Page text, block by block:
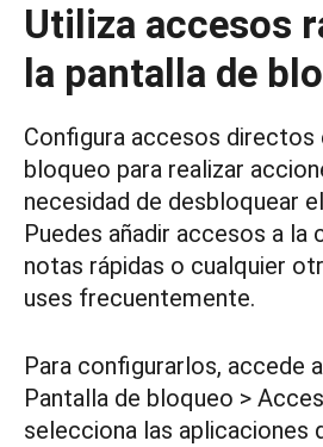
Utiliza accesos
la pantalla de
Configura accesos directos
bloqueo para realizar
necesidad de desbloquear
Puedes añadir accesos a la
notas rápidas o cualquier
uses frecuentemente.
Para configurarlos, accede
Pantalla de bloqueo >
selecciona las aplicaciones